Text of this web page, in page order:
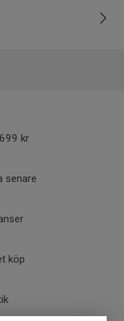
kr
senare
köp